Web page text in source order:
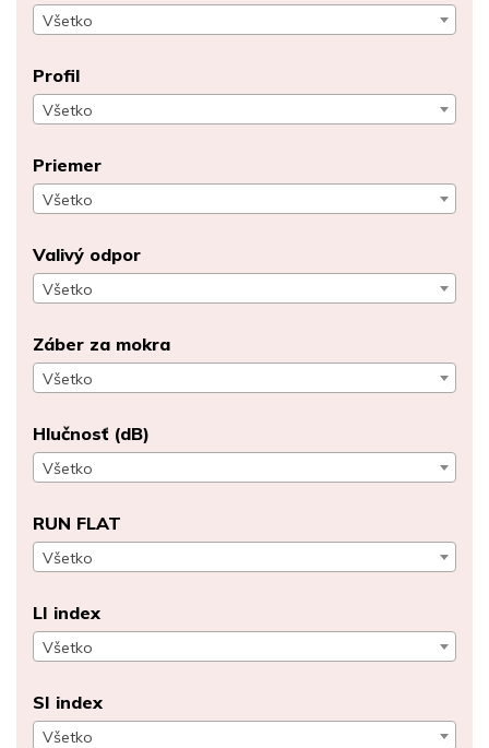
Všetko
Profil
Všetko
Priemer
Všetko
Valivý odpor
Všetko
Záber za mokra
Všetko
Hlučnosť (dB)
Všetko
RUN FLAT
Všetko
LI index
Všetko
SI index
Všetko